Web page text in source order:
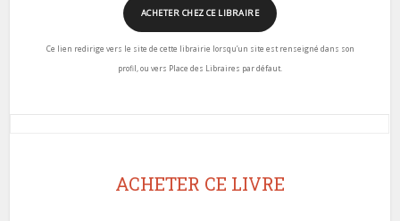
ACHETER CHEZ CE LIBRAIRE
Ce lien redirige vers le site de cette librairie lorsqu’un site est renseigné dans son
profil, ou vers Place des Libraires par défaut.
ACHETER CE LIVRE